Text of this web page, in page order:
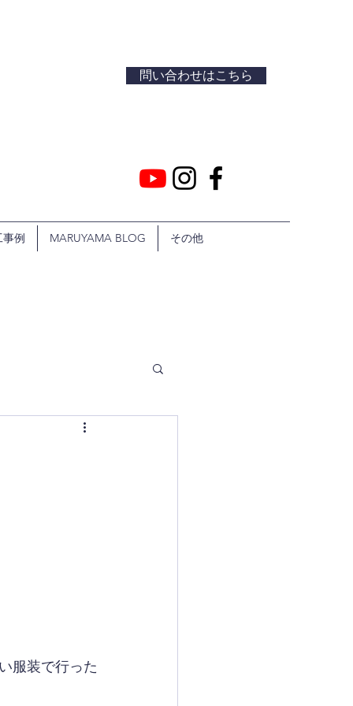
問い合わせはこちら
事例 MARUYAMA BLOG その他
服装で行った